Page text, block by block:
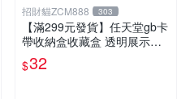
招財貓ZCM888 303
【滿299元發貨】任天堂gb卡
帶收納盒收藏盒 透明展示盒
gameboy正版游戲保護 日版
$32